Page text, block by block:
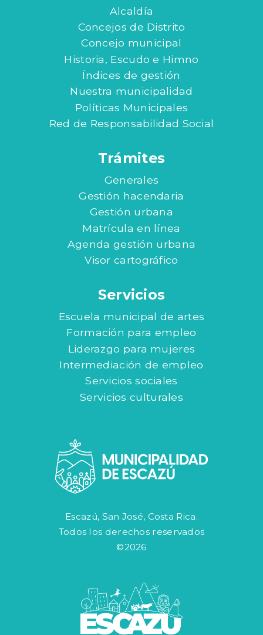
Alcaldía
Concejos de Distrito
Concejo municipal
Historia, Escudo e Himno
Índices de gestión
Nuestra municipalidad
Políticas Municipales
Red de Responsabilidad Social
Trámites
Generales
Gestión hacendaria
Gestión urbana
Matrícula en línea
Agenda gestión urbana
Visor cartográfico
Servicios
Escuela municipal de artes
Formación para empleo
Liderazgo para mujeres
Intermediación de empleo
Servicios sociales
Servicios culturales
Escazú, San José, Costa Rica.
Todos los derechos reservados
©2026